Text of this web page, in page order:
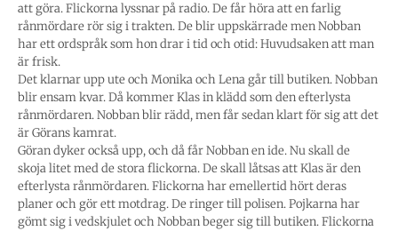
att göra. Flickorna lyssnar på radio. De får höra att en farlig
rånmördare rör sig i trakten. De blir uppskärrade men Nobban
har ett ordspråk som hon drar i tid och otid: Huvudsaken att man
är frisk.
Det klarnar upp ute och Monika och Lena går till butiken. Nobban
blir ensam kvar. Då kommer Klas in klädd som den efterlysta
rånmördaren. Nobban blir rädd, men får sedan klart för sig att det
är Görans kamrat.
Göran dyker också upp, och då får Nobban en ide. Nu skall de
skoja litet med de stora flickorna. De skall låtsas att Klas är den
efterlysta rånmördaren. Flickorna har emellertid hört deras
planer och gör ett motdrag. De ringer till polisen. Pojkarna har
gömt sig i vedskjulet och Nobban beger sig till butiken. Flickorna